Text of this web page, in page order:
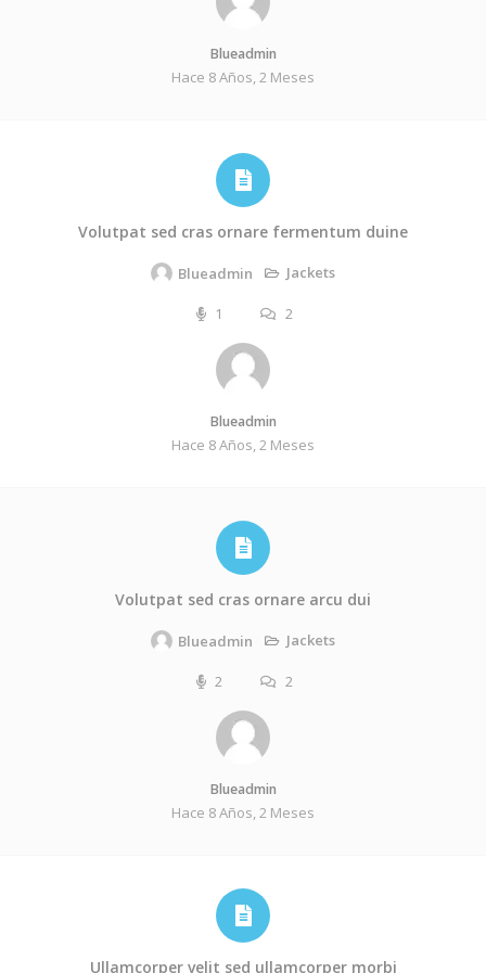
Blueadmin
Hace 8 Años, 2 Meses
Volutpat sed cras ornare fermentum duine
Blueadmin Jackets
1 2
Blueadmin
Hace 8 Años, 2 Meses
Volutpat sed cras ornare arcu dui
Blueadmin Jackets
2 2
Blueadmin
Hace 8 Años, 2 Meses
Ullamcorper velit sed ullamcorper morbi